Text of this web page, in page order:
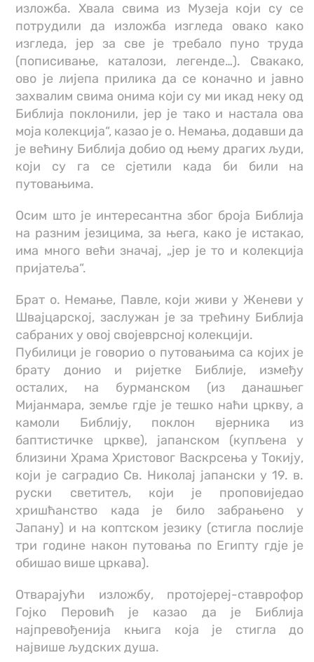
изложба. Хвала свима из Музеја који су се
потрудили да изложба изгледа овако како
изгледа, јер за све је требало пуно труда
(пописивање, каталози, легенде…). Свакако,
ово је лијепа прилика да се коначно и јавно
захвалим свима онима који су ми икад неку од
Библија поклонили, јер је тако и настала ова
моја колекција“, казао је о. Немања, додавши да
је већину Библија добио од њему драгих људи,
који су га се сјетили када би били на
путовањима.
Осим што је интересантна због броја Библија
на разним језицима, за њега, како је истакао,
има много већи значај, „јер је то и колекција
пријатеља“.
Брат о. Немање, Павле, који живи у Женеви у
Швајцарској, заслужан је за трећину Библија
сабраних у овој својеврсној колекцији.
Пубилици је говорио о путовањима са којих је
брату донио и ријетке Библије, између
осталих, на бурманском (из данашњег
Мијанмара, земље гдје је тешко наћи цркву, а
камоли Библију, поклон вјерника из
баптистичке цркве), јапанском (купљена у
близини Храма Христовог Васкрсења у Токију,
који је саградио Св. Николај јапански у 19. в.
руски светитељ, који је проповиједао
хришћанство када је било забрањено у
Јапану) и на коптском језику (стигла послије
три године након путовања по Египту гдје је
обишао више цркава).
Отварајући изложбу, протојереј-ставрофор
Гојко Перовић је казао да је Библија
најпревођенија књига која је стигла до
највише људских душа.